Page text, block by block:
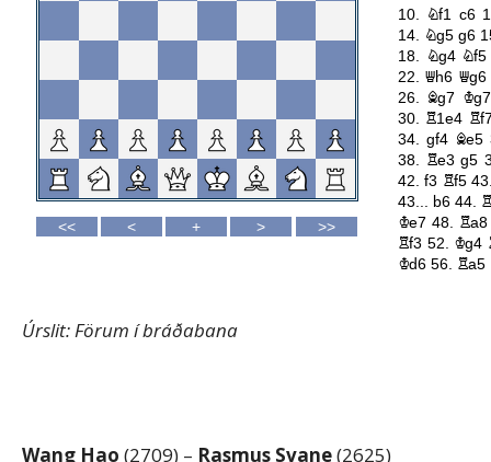
Úrslit: Förum í bráðabana
Wang Hao (2709) – Rasmus Svane(2625)